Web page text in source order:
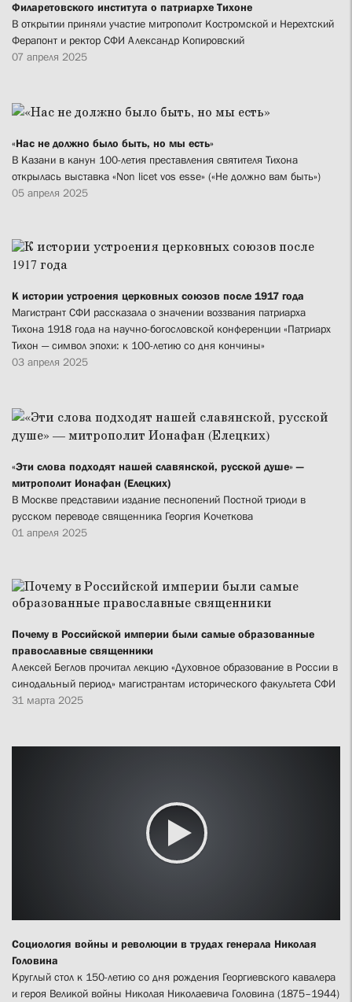
Филаретовского института о патриархе Тихоне
В открытии приняли участие митрополит Костромской и Нерехтский
Ферапонт и ректор СФИ Александр Копировский
07 апреля 2025
«Нас не должно было быть, но мы есть»
В Казани в канун 100-летия преставления святителя Тихона
открылась выставка «Non licet vos esse» («Не должно вам быть»)
05 апреля 2025
К истории устроения церковных союзов после 1917 года
Магистрант СФИ рассказала о значении воззвания патриарха
Тихона 1918 года на научно-богословской конференции «Патриарх
Тихон — символ эпохи: к 100-летию со дня кончины»
03 апреля 2025
«Эти слова подходят нашей славянской, русской душе» —
митрополит Ионафан (Елецких)
В Москве представили издание песнопений Постной триоди в
русском переводе священника Георгия Кочеткова
01 апреля 2025
Почему в Российской империи были самые образованные
православные священники
Алексей Беглов прочитал лекцию «Духовное образование в России в
синодальный период» магистрантам исторического факультета СФИ
31 марта 2025
Социология войны и революции в трудах генерала Николая
Головина
Круглый стол к 150-летию со дня рождения Георгиевского кавалера
и героя Великой войны Николая Николаевича Головина (1875–1944)